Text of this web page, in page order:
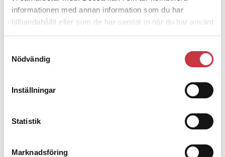
informationen med annan information som du har
tillhandahållit eller som de har samlat in när du har använt
deras tjänster.
Nödvändig
Inställningar
Statistik
Marknadsföring
rättas till”
Mobilannons
Desktopannnons
Slutreplik:
kunskapsstyrning – inte om forskarnas
motiv